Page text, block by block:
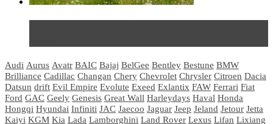
Audi Aurus Avatr BAIC Bajaj BelGee Bentley Bestune BMW
Brilliance Cadillac Changan Chery Chevrolet Chrysler Citroen Dacia
Datsun drift Evil Empire Evolute Exeed Exlantix FAW Ferrari Fiat
Ford GAC Geely Genesis Great Wall Harleydays Haval Honda
Hongqi Hyundai Infiniti JAC Jaecoo Jaguar Jeep Jeland Jetour Jetta
Kaiyi KGM Kia Lada Lamborghini Land Rover Lexus Lifan Lixiang